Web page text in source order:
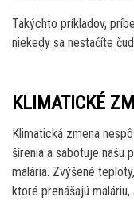
Takýchto príkladov,
niekedy sa nestačíte
KLIMATICKÉ
Klimatická zmena
šírenia a sabotuje našu
malária. Zvýšené
ktoré prenášajú